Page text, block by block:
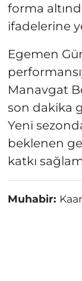
forma
ifadelerine
Egemen
Manavgat
son dakika
Yeni
beklenen
katkı
Muhabir: